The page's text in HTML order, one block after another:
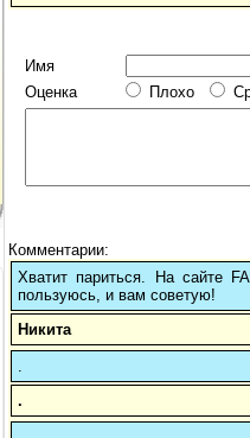
Имя
Оценка
Плохо
Комментарии:
Хватит париться. На сайте
пользуюсь, и вам советую!
Никита
.